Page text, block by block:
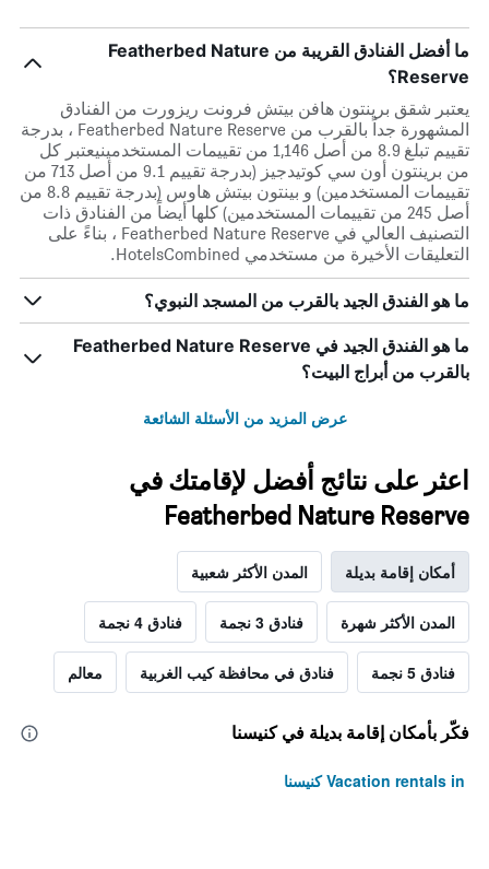
ما أفضل الفنادق القريبة من Featherbed Nature
Reserve؟
يعتبر شقق برينتون هافن بيتش فرونت ريزورت من الفنادق
المشهورة جداً بالقرب من Featherbed Nature Reserve ، بدرجة
تقييم تبلغ 8.9 من أصل 1,146 من تقييمات المستخدمينيعتبر كل
من برينتون أون سي كوتيدجيز (بدرجة تقييم 9.1 من أصل 713 من
تقييمات المستخدمين) و بينتون بيتش هاوس (بدرجة تقييم 8.8 من
أصل 245 من تقييمات المستخدمين) كلها أيضاً من الفنادق ذات
التصنيف العالي في Featherbed Nature Reserve ، بناءً على
التعليقات الأخيرة من مستخدمي HotelsCombined.
ما هو الفندق الجيد بالقرب من المسجد النبوي؟
ما هو الفندق الجيد في Featherbed Nature Reserve
بالقرب من أبراج البيت؟
عرض المزيد من الأسئلة الشائعة
اعثر على نتائج أفضل لإقامتك في
Featherbed Nature Reserve
أمكان إقامة بديلة المدن الأكثر شعبية
المدن الأكثر شهرة فنادق 3 نجمة فنادق 4 نجمة
فنادق 5 نجمة فنادق في محافظة كيب الغربية معالم
فكّر بأمكان إقامة بديلة في كنيسنا
Vacation rentals in كنيسنا